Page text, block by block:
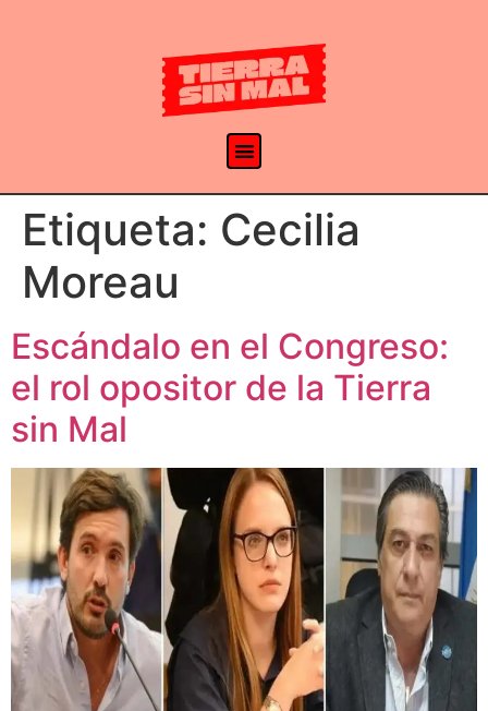
Etiqueta: Cecilia
Moreau
Escándalo en el Congreso:
el rol opositor de la Tierra
sin Mal